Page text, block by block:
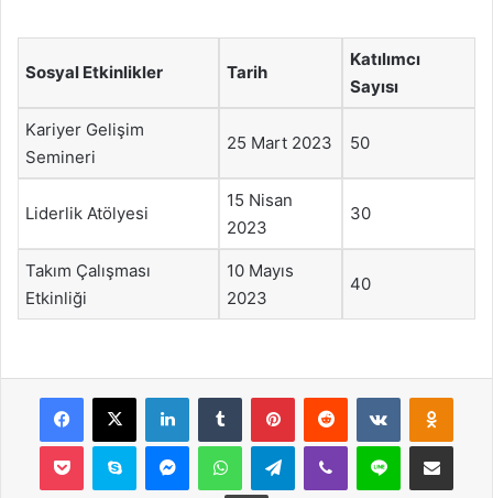
Sosyal Etkinlikler Tarih
Katılımcı
Sayısı
Kariyer Gelişim
Semineri
25 Mart 2023 50
Liderlik Atölyesi
15 Nisan
2023
30
Takım Çalışması
Etkinliği
10 Mayıs
2023
40
Facebook
X LinkedInTumblr PinterestReddit VKontakte
Pocket Skype MessengerWhatsAppTelegramViber Line E-Posta ile
Yazdır